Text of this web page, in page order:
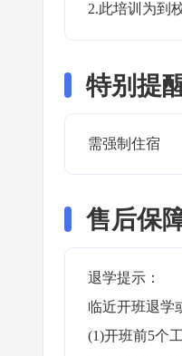
2.此培训为到
特别提
需强制住宿
售后保
退学提示：
临近开班退学
(1)开班前5个